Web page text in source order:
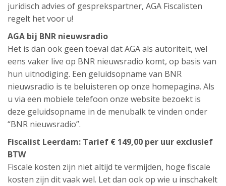
juridisch advies of gesprekspartner, AGA Fiscalisten
regelt het voor u!
AGA bij BNR nieuwsradio
Het is dan ook geen toeval dat AGA als autoriteit, wel
eens vaker live op BNR nieuwsradio komt, op basis van
hun uitnodiging. Een geluidsopname van BNR
nieuwsradio is te beluisteren op onze homepagina. Als
u via een mobiele telefoon onze website bezoekt is
deze geluidsopname in de menubalk te vinden onder
“BNR nieuwsradio”.
Fiscalist Leerdam: Tarief € 149,00 per uur exclusief
BTW
Fiscale kosten zijn niet altijd te vermijden, hoge fiscale
kosten zijn dit vaak wel. Let dan ook op wie u inschakelt